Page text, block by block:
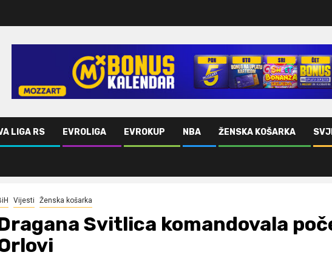
LIGA RS EVROLIGA EVROKUP NBA ŽENSKA KOŠARKA
Vijesti Ženska košarka
Svitlica komandovala